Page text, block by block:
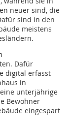
neuer sind, die
sind in den
meistens
Dafür
digital erfasst
in
unterjährige
Bewohner
eingespart